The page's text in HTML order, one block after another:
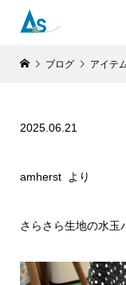
ブログ アイテ
2025.06.21
amherst より
さらさら生地の水玉